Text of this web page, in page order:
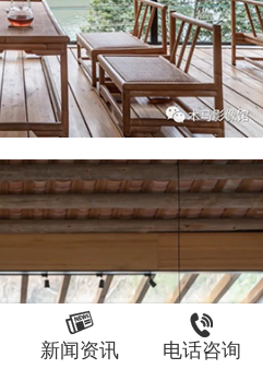

新闻资讯

电话咨询